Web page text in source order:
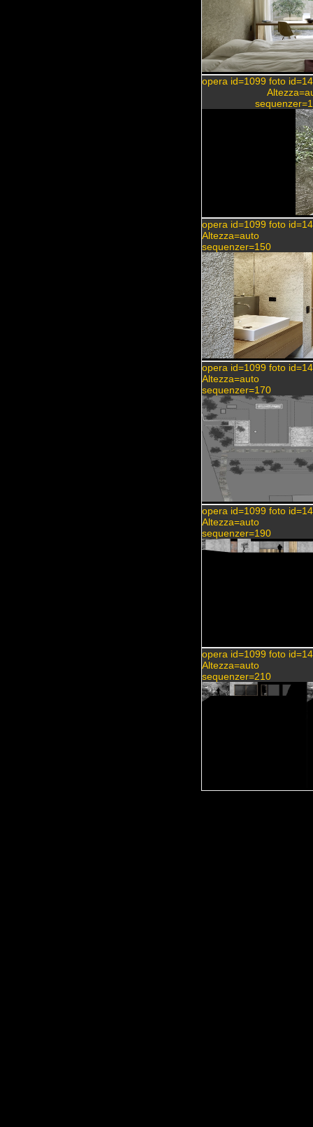
opera id=1099 foto
opera id=1099 foto
Altezza=auto
sequenzer=150
opera id=1099 foto
Altezza=auto
sequenzer=170
opera id=1099 foto
Altezza=auto
sequenzer=190
opera id=1099 foto
Altezza=auto
sequenzer=210